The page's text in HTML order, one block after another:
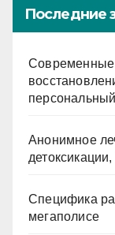
Последние
Анонимное
Специфика
мегаполисе